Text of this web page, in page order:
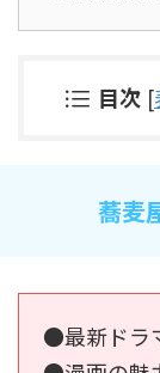
目次 [
蕎麦
●最新ドラ